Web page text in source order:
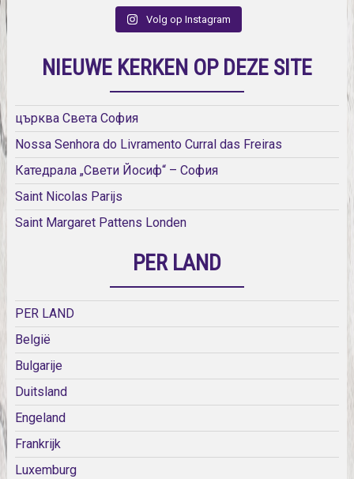
Volg op Instagram
NIEUWE KERKEN OP DEZE SITE
църква Света София
Nossa Senhora do Livramento Curral das Freiras
Катедрала „Свети Йосиф“ – София
Saint Nicolas Parijs
Saint Margaret Pattens Londen
PER LAND
PER LAND
België
Bulgarije
Duitsland
Engeland
Frankrijk
Luxemburg